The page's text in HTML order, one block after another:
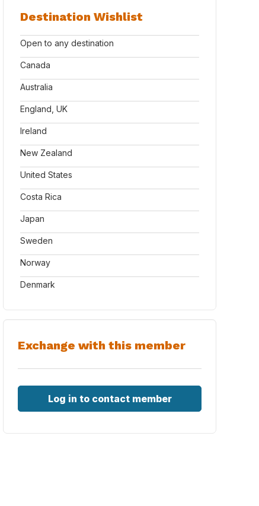
Destination Wishlist
Open to any destination
Canada
Australia
England, UK
Ireland
New Zealand
United States
Costa Rica
Japan
Sweden
Norway
Denmark
Exchange with this member
Log in to contact member